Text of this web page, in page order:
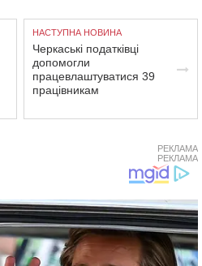
НАСТУПНА НОВИНА
Черкаські податківці
допомогли
працевлаштуватися 39
працівникам
РЕКЛАМА
РЕКЛАМА